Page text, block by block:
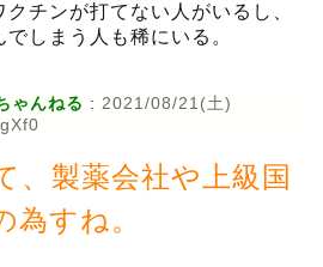
チンが打てない人がいるし、
しまう人も稀にいる。
ゃんねる : 2021/08/21(土)
、製薬会社や上級国
為すね。